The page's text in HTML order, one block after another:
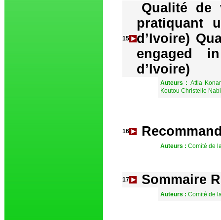
15
Qualité de
pratiquant
d’Ivoire)
engaged
d’Ivoire)
Auteurs : Attia
Koutou Christelle
16
Auteurs : Comité de
17 Sommaire
Auteurs : Comité de